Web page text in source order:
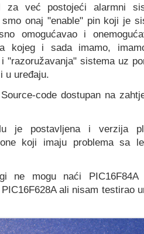
za već postojeći alarmni
onaj "enable" pin koji je
omogućavao i
kojeg i sada imamo,
"razoružavanja" sistema uz
u uređaju.
Source-code dostupan na
je postavljena i verzija
koji imaju problema sa
ne mogu naći PIC16F84A
ali nisam testirao